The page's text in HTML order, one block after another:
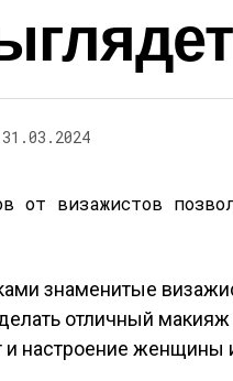
31.03.2024
знаменитые
отличный
и настроение женщины